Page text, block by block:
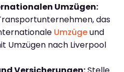
Umzügen:
das
Umzügeund
Umzügen nach Liverpool